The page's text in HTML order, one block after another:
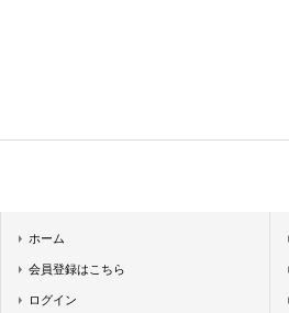
ホーム
会員登録はこちら
ログイン